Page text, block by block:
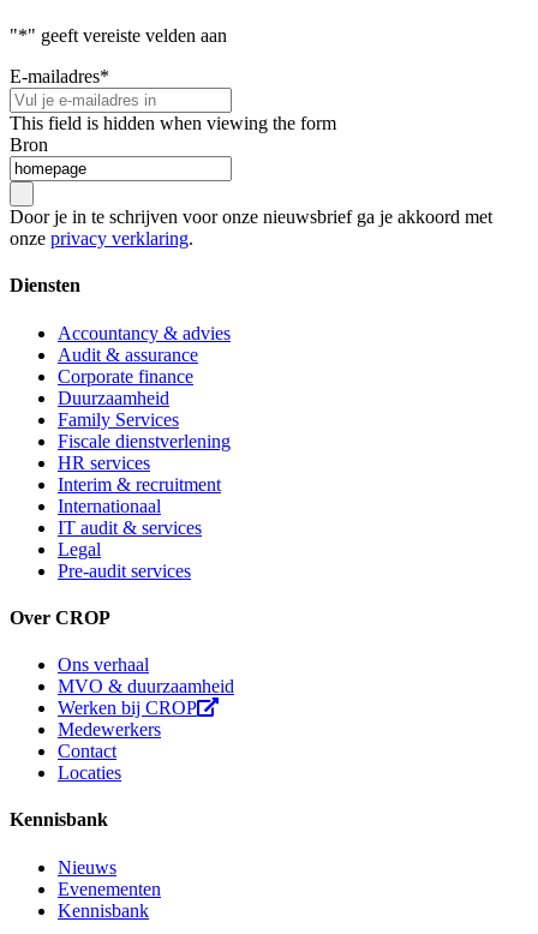
"*" geeft vereiste velden aan
E-mailadres*
This field is hidden when viewing the form
Bron
Door je in te schrijven voor onze nieuwsbrief ga je akkoord met
onze privacy verklaring.
Diensten
Accountancy & advies
Audit & assurance
Corporate finance
Duurzaamheid
Family Services
Fiscale dienstverlening
HR services
Interim & recruitment
Internationaal
IT audit & services
Legal
Pre-audit services
Over CROP
Ons verhaal
MVO & duurzaamheid
Werken bij CROP
Medewerkers
Contact
Locaties
Kennisbank
Nieuws
Evenementen
Kennisbank